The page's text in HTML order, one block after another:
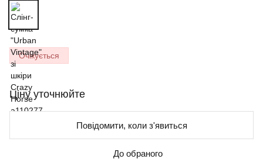
Очікується
Ціну уточнюйте
Повідомити, коли з'явиться
До обраного